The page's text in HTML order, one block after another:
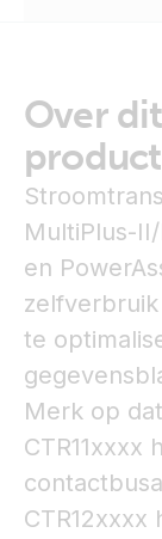
Over dit
product
MultiPlus-
en
te
Merk op
CTR11xxxx
CTR12xxxx